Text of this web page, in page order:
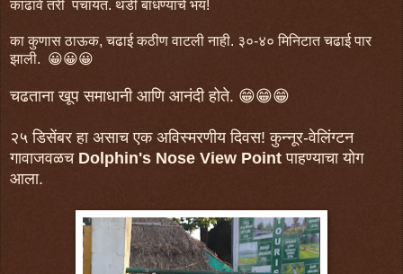
काढावे तरी पंचायत. थंडी बाधण्याचे भय!
का कुणास ठाऊक, चढाई कठीण वाटली नाही. ३०-४० मिनिटात चढाई पार
झाली. 😀😀😀
चढताना खूप समाधानी आणि आनंदी होते. 😁😁😁
२५ डिसेंबर हा असाच एक अविस्मरणीय दिवस! कुन्नूर-वेलिंग्टन
गावाजवळच Dolphin's Nose View Point पाहण्याचा योग
आला.